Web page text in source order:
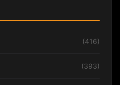
(416)
(393)